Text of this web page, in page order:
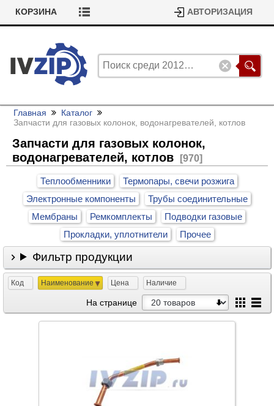
КОРЗИНА АВТОРИЗАЦИЯ
Главная
Каталог
Запчасти для газовых колонок, водонагревателей, котлов
Запчасти для газовых колонок,
водонагревателей, котлов
[970]
Теплообменники
Термопары, свечи розжига
Электронные компоненты
Трубы соединительные
Мембраны
Ремкомплекты
Подводки газовые
Прокладки, уплотнители
Прочее
Фильтр продукции
Код Наименование Цена Наличие
На странице